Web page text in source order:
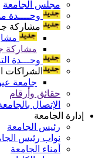
مجلس الجامعة
وحــــدة
مشاركة
مشاركة
وحـــدة
الشراكات
جامعة
حقائق وأرقام
الإتصال
إدارة الجامعة
رئيس الجامعة
نواب رئيس
أمناء الجامعة